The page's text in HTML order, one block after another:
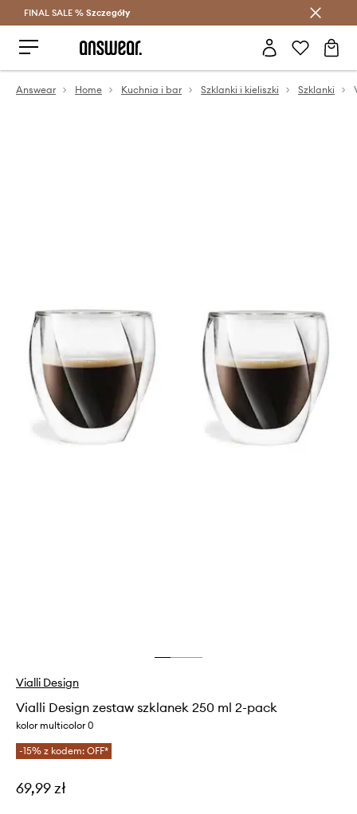
Oszczędzaj z Answear Club >
FINAL SALE % Szczegóły
Answear Home Kuchnia i bar Szklanki i kieliszki Szklanki
Vialli Design
Vialli Design zestaw szklanek 250 ml 2-pack
kolor multicolor 0
-15% z kodem: OFF*
69,99 zł